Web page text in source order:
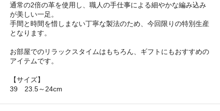
通常の2倍の革を使用し、職人の手仕事による細やかな編み込み
が美しい一足。
手間と時間を惜しまない丁寧な製法のため、今回限りの特別生産
となります。
お部屋でのリラックスタイムはもちろん、ギフトにもおすすめの
アイテムです。
【サイズ】
39 23.5～24cm